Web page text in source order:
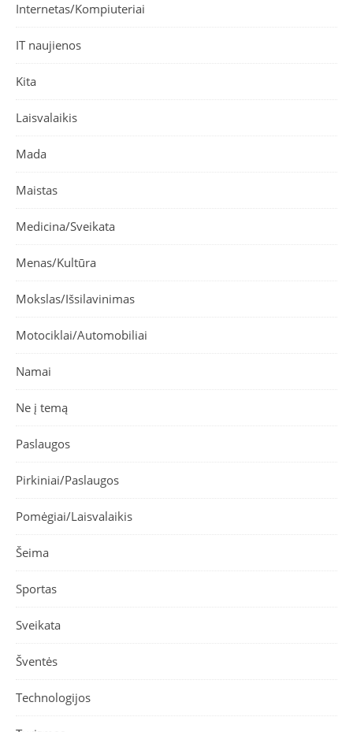
Internetas/Kompiuteriai
IT naujienos
Kita
Laisvalaikis
Mada
Maistas
Medicina/Sveikata
Menas/Kultūra
Mokslas/Išsilavinimas
Motociklai/Automobiliai
Namai
Ne į temą
Paslaugos
Pirkiniai/Paslaugos
Pomėgiai/Laisvalaikis
Šeima
Sportas
Sveikata
Šventės
Technologijos